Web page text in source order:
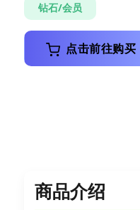
钻石/会员
点击前往购买
商品介绍